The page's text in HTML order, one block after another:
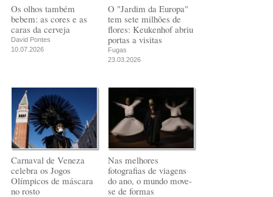
Os olhos também
bebem: as cores e as
caras da cerveja
David Pontes
10.07.2026
O "Jardim da Europa"
tem sete milhões de
flores: Keukenhof abriu
portas a visitas
Fugas
23.03.2026
Carnaval de Veneza
celebra os Jogos
Olímpicos de máscara
no rosto
Nas melhores
fotografias de viagens
do ano, o mundo move-
se de formas